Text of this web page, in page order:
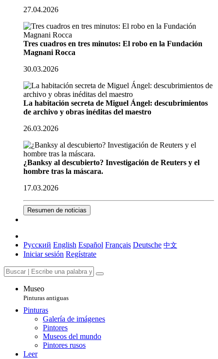
27.04.2026
Tres cuadros en tres minutos: El robo en la Fundación
Magnani Rocca
30.03.2026
La habitación secreta de Miguel Ángel: descubrimientos
de archivo y obras inéditas del maestro
26.03.2026
¿Banksy al descubierto? Investigación de Reuters y el
hombre tras la máscara.
17.03.2026
Resumen de noticias
Русский English Español Français Deutsche 中文
Iniciar sesión Regístrate
Museo
Pinturas antiguas
Pinturas
Galería de imágenes
Pintores
Museos del mundo
Pintores rusos
Leer